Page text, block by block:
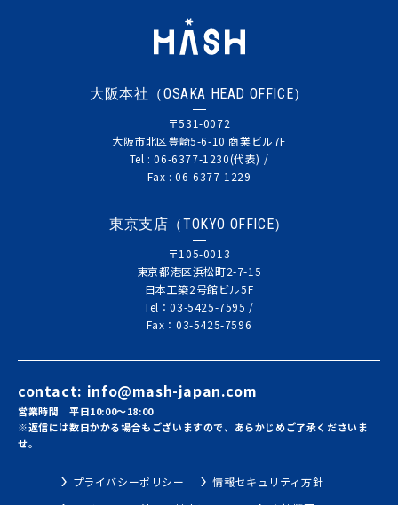
大阪本社（OSAKA HEAD OFFICE）
〒531-0072
大阪市北区豊崎5-6-10 商業ビル7F
Tel : 06-6377-1230(代表) /
Fax : 06-6377-1229
東京支店（TOKYO OFFICE）
〒105-0013
東京都港区浜松町2-7-15
日本工築2号館ビル5F
Tel：03-5425-7595 /
Fax：03-5425-7596
contact: info@mash-japan.com
営業時間 平日10:00～18:00
※返信には数日かかる場合もございますので、あらかじめご了承くださいま
せ。
プライバシーポリシー
情報セキュリティ方針